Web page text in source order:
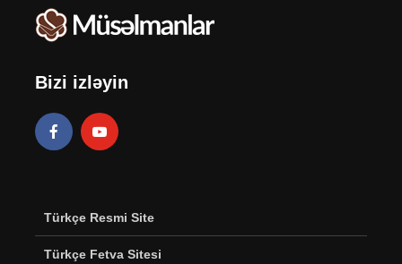
Bizi izləyin
Türkçe Resmi Site
Türkçe Fetva Sitesi